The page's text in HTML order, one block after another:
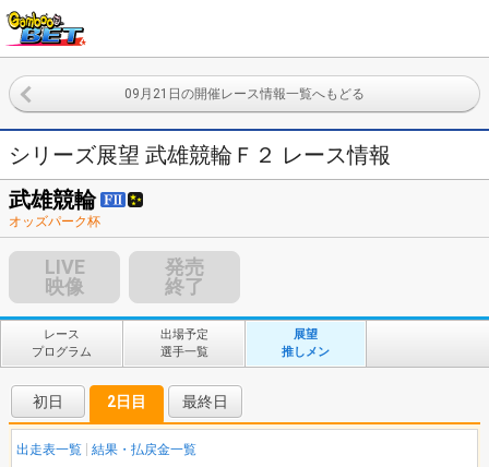
09月21日の開催レース情報一覧へもどる
シリーズ展望 武雄競輪Ｆ２ レース情報
武雄競輪
オッズパーク杯
LIVE
映像
発売
終了
レース
プログラム
出場予定
選手一覧
展望
推しメン
初日 2日目
出走表一覧 結果・払戻金一覧
最終日